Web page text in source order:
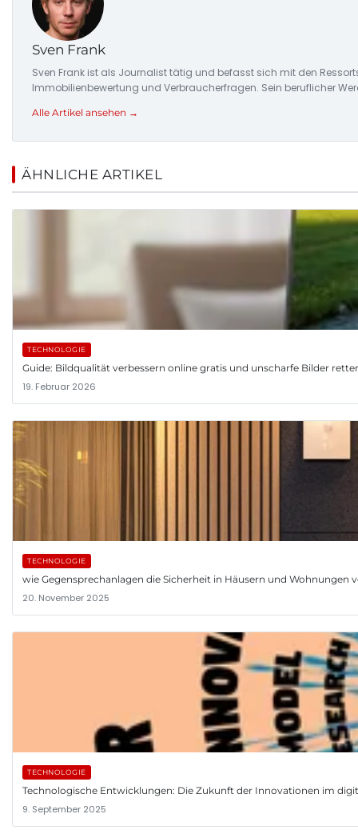
Sven Frank
Sven Frank ist als Journalist tätig und befasst sich mit den
Immobilienbewertung und Verbraucherfragen. Sein beruflicher
Alle Artikel ansehen →
ÄHNLICHE ARTIKEL
TECHNOLOGIE
Guide: Bildqualität verbessern online gratis und unscharfe Bilder
19. Februar 2026
TECHNOLOGIE
wie Gegensprechanlagen die Sicherheit in Häusern und Wohnungen
20. November 2025
TECHNOLOGIE
Technologische Entwicklungen: Die Zukunft der Innovationen im
9. September 2025